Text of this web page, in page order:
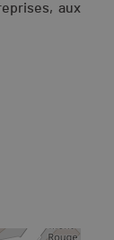
aux